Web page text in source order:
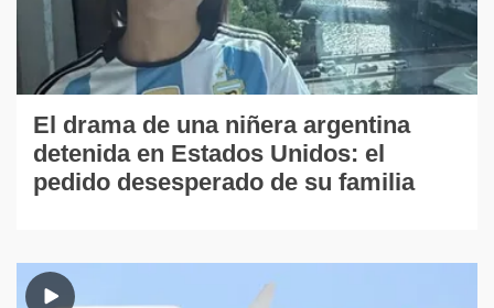
El drama de una niñera argentina
detenida en Estados Unidos: el
pedido desesperado de su familia